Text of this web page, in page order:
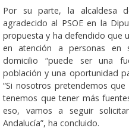
Por su parte, la alcaldesa
agradecido al PSOE en la
propuesta y ha defendido que
en atención a personas en
domicilio “puede ser una
población y una oportunidad
“Si nosotros pretendemos
tenemos que tener más
eso, vamos a seguir
Andalucía”, ha concluido.